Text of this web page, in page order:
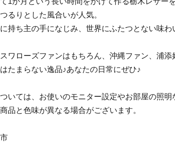
るりとした風合いが人気。
持ち主の手になじみ、世界にふたつとない味わ
ワローズファンはもちろん、沖縄ファン、浦添
たまらない逸品♪あなたの日常にぜひ♪
いては、お使いのモニター設定やお部屋の照明
品と色味が異なる場合がございます。